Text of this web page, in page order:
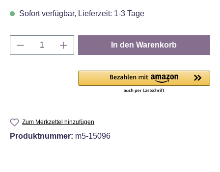
Sofort verfügbar, Lieferzeit: 1-3 Tage
Produkt Anzahl: Gib den gewünschten
In den Warenkorb
Zum Merkzettel hinzufügen
Produktnummer: m5-15096